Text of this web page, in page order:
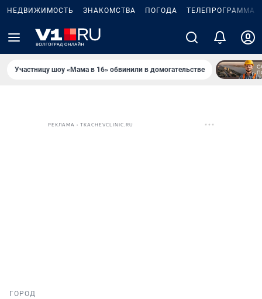
НЕДВИЖИМОСТЬ ЗНАКОМСТВА ПОГОДА ТЕЛЕПРОГРАММА
Участницу шоу «Мама в 16» обвинили в домогательстве
РЕКЛАМА • TKACHEVCLINIC.RU
ГОРОД